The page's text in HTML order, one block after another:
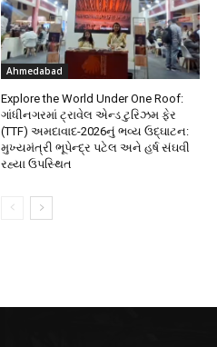
Ahmedabad
Explore the World Under One Roof:
ગાંધીનગરમાં ટ્રાવેલ એન્ડ ટુરિઝમ ફેર
(TTF) અમદાવાદ-2026નું ભવ્ય ઉદ્ઘાટન:
મુખ્યમંત્રી ભૂપેન્દ્ર પટેલ અને હર્ષ સંઘવી
રહ્યા ઉપસ્થિત